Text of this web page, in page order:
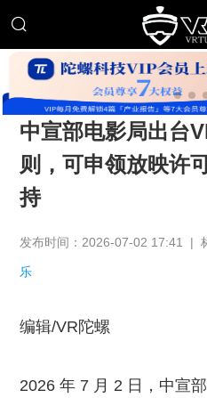
中宣部电影局出台
则，可申领放映许
持
发布时间：2026-07-02 17:41 |
乐
编辑/VR陀螺
2026 年 7 月 2 日，中宣